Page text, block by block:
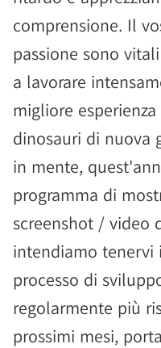
comprensione. Il
passione sono
a lavorare
migliore
dinosauri di nuova
in mente,
programma di
screenshot / video
intendiamo
processo di
regolarmente più
prossimi mesi,